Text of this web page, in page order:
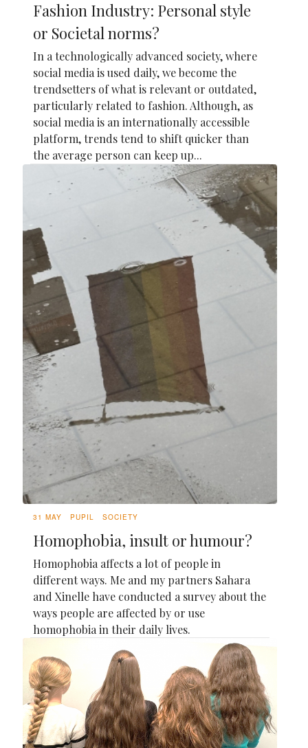
Fashion Industry: Personal style
or Societal norms?
In a technologically advanced society, where
social media is used daily, we become the
trendsetters of what is relevant or outdated,
particularly related to fashion. Although, as
social media is an internationally accessible
platform, trends tend to shift quicker than
the average person can keep up...
31 MAY PUPIL SOCIETY
Homophobia, insult or humour?
Homophobia affects a lot of people in
different ways. Me and my partners Sahara
and Xinelle have conducted a survey about the
ways people are affected by or use
homophobia in their daily lives.